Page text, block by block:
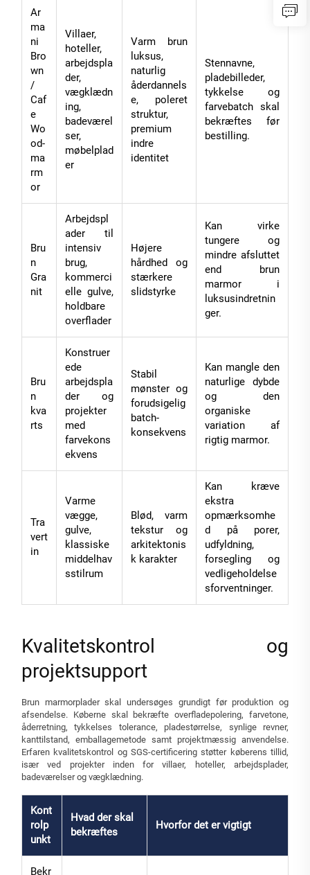
Ar
ma
ni
Bro
wn
/
Caf
e
Wo
od-
ma
rm
or
Villaer,
hoteller,
arbejdspla
der,
vægklædn
ing,
badeværel
ser,
møbelplad
er
Varm brun
luksus,
naturlig
åderdannels
e, poleret
struktur,
premium
indre
identitet
Stennavne,
pladebilleder,
tykkelse og
farvebatch skal
bekræftes før
bestilling.
Bru
n
Gra
nit
Arbejdspl
ader til
intensiv
brug,
kommerci
elle gulve,
holdbare
overflader
Højere
hårdhed og
stærkere
slidstyrke
Kan virke
tungere og
mindre afsluttet
end brun
marmor i
luksusindretnin
ger.
Bru
n
kva
rts
Konstruer
ede
arbejdspla
der og
projekter
med
farvekons
ekvens
Stabil
mønster og
forudsigelig
batch-
konsekvens
Kan mangle den
naturlige dybde
og den
organiske
variation af
rigtig marmor.
Tra
vert
in
Varme
vægge,
gulve,
klassiske
middelhav
sstilrum
Blød, varm
tekstur og
arkitektonis
k karakter
Kan kræve
ekstra
opmærksomhe
d på porer,
udfyldning,
forsegling og
vedligeholdelse
sforventninger.
Kvalitetskontrol og
projektsupport
Brun marmorplader skal undersøges grundigt før produktion og
afsendelse. Køberne skal bekræfte overfladepolering, farvetone,
åderretning, tykkelses tolerance, pladestørrelse, synlige revner,
kanttilstand, emballagemetode samt projektmæssig anvendelse.
Erfaren kvalitetskontrol og SGS-certificering støtter køberens tillid,
især ved projekter inden for villaer, hoteller, arbejdsplader,
badeværelser og vægklædning.
Kont
rolp
unkt
Hvad der skal
bekræftes
Hvorfor det er vigtigt
Bekr